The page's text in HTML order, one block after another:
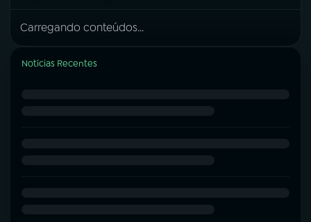
Carregando conteúdos...
Notícias Recentes